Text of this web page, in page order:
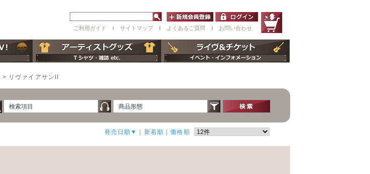
ご利用ガイド ｌ サイトマップ ｌ よくあるご質問 ｌ お問い合わせ
> リヴァイアサンII
検索項目 商品形態
発売日順▼ ｜ 新着順 ｜価格順